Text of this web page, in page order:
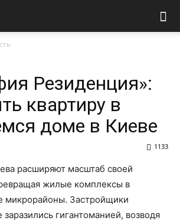
Резиденция»:
квартиру в
доме в Киеве
1133
расширяют масштаб своей
жилые комплексы в
микрорайоны. Застройщики
гигантоманией, возводя